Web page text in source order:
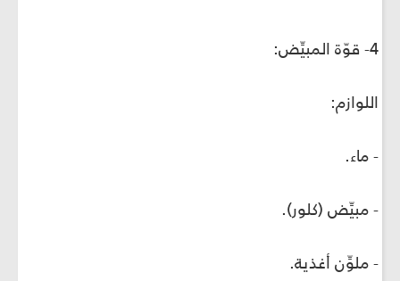
4- قوّة المبيِّض:
اللوازم:
- ماء.
- مبيِّض (كلور).
- ملوِّن أغذية.